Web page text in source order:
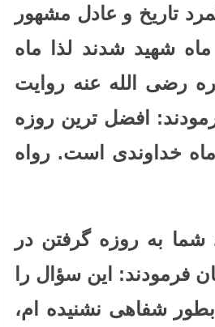
تاریخ و عادل مشهور
شهید شدند لذا ماه
رضی الله عنه روایت
افضل ترین روزه
خداوندی است. رواه
به روزه گرفتن در
فرمودند: این سؤال را
شفاهی نشنیده ام،